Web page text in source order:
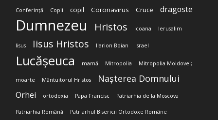
Conferință Copii copil Coronavirus Cruce dragoste
Dumnezeu Hristos Icoana Ierusalim
Iisus Iisus Hristos Ilarion Boian Israel
Lucășeuca mamă Mitropolia Mitropolia Moldovei;
moarte Mântuitorul Hristos Nașterea Domnului
Orhei ortodoxia Papa Francisc Patriarhia de la Moscova
Patriarhia Română Patriarhul Bisericii Ortodoxe Române